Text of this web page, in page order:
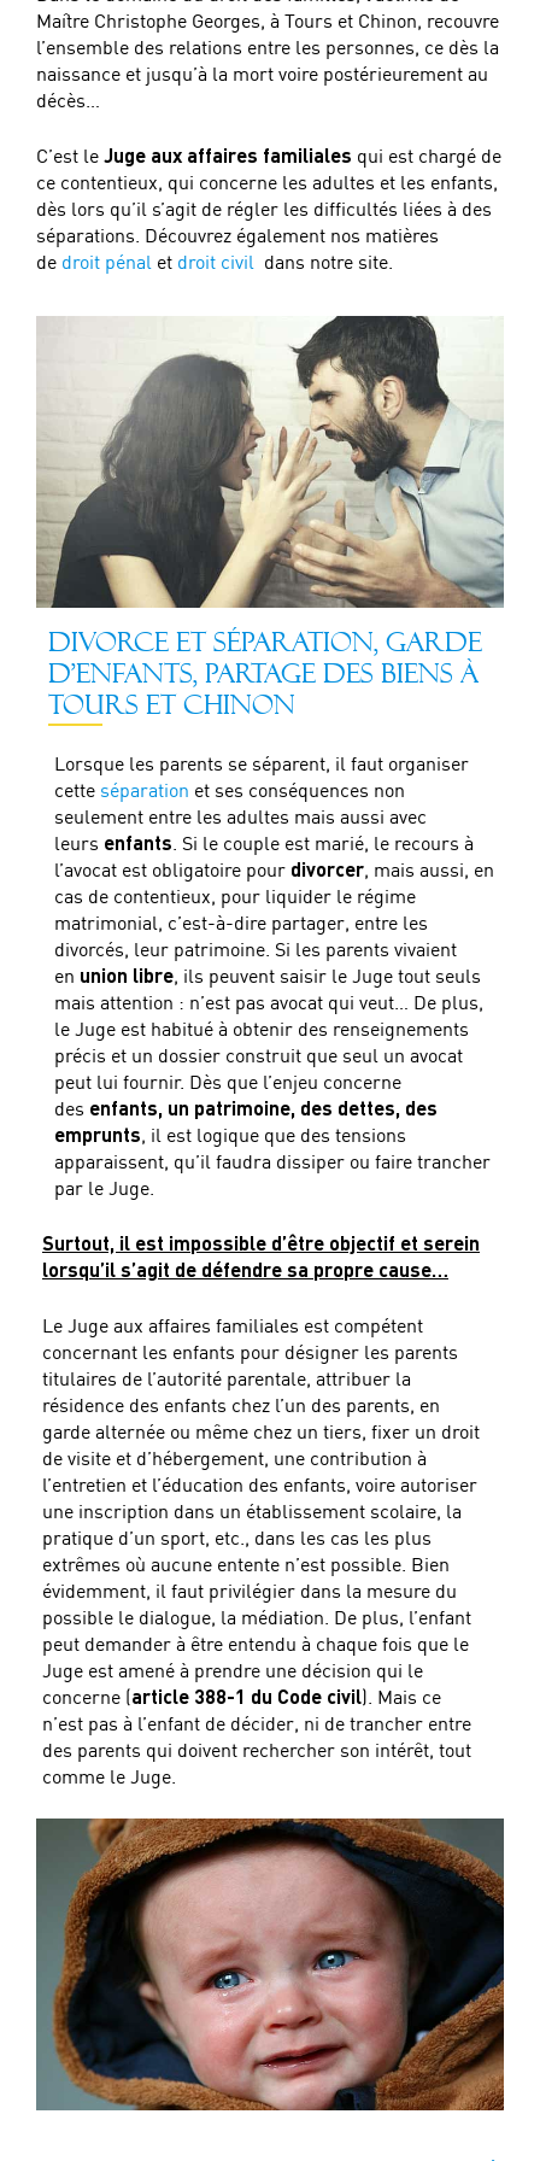
Maître Christophe Georges, à Tours et Chinon, recouvre
l’ensemble des relations entre les personnes, ce dès la
naissance et jusqu’à la mort voire postérieurement au
décès…
C’est le Juge aux affaires familiales qui est chargé de
ce contentieux, qui concerne les adultes et les enfants,
dès lors qu’il s’agit de régler les difficultés liées à des
séparations. Découvrez également nos matières
de droit pénal et droit civil dans notre site.
DIVORCE ET SÉPARATION, GARDE
D’ENFANTS, PARTAGE DES BIENS À
TOURS ET CHINON
Lorsque les parents se séparent, il faut organiser
cette séparation et ses conséquences non
seulement entre les adultes mais aussi avec
leurs enfants . Si le couple est marié, le recours à
l’avocat est obligatoire pour divorcer , mais aussi, en
cas de contentieux, pour liquider le régime
matrimonial, c’est-à-dire partager, entre les
divorcés, leur patrimoine. Si les parents vivaient
en union libre , ils peuvent saisir le Juge tout seuls
mais attention : n’est pas avocat qui veut… De plus,
le Juge est habitué à obtenir des renseignements
précis et un dossier construit que seul un avocat
peut lui fournir. Dès que l’enjeu concerne
des enfants, un patrimoine, des dettes, des
emprunts , il est logique que des tensions
apparaissent, qu’il faudra dissiper ou faire trancher
par le Juge.
Surtout, il est impossible d’être objectif et serein
lorsqu’il s’agit de défendre sa propre cause…
Le Juge aux affaires familiales est compétent
concernant les enfants pour désigner les parents
titulaires de l’autorité parentale, attribuer la
résidence des enfants chez l’un des parents, en
garde alternée ou même chez un tiers, fixer un droit
de visite et d’hébergement, une contribution à
l’entretien et l’éducation des enfants, voire autoriser
une inscription dans un établissement scolaire, la
pratique d’un sport, etc., dans les cas les plus
extrêmes où aucune entente n’est possible. Bien
évidemment, il faut privilégier dans la mesure du
possible le dialogue, la médiation. De plus, l’enfant
peut demander à être entendu à chaque fois que le
Juge est amené à prendre une décision qui le
concerne (article 388-1 du Code civil). Mais ce
n’est pas à l’enfant de décider, ni de trancher entre
des parents qui doivent rechercher son intérêt, tout
comme le Juge.